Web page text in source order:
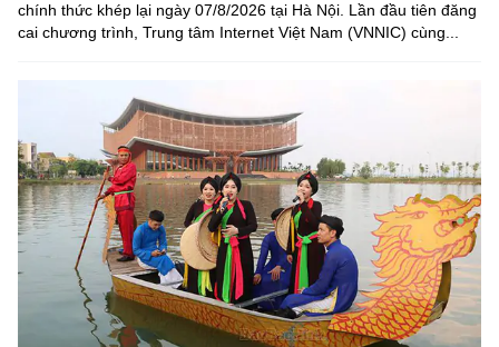
chính thức khép lại ngày 07/8/2026 tại Hà Nội. Lần đầu tiên đăng
cai chương trình, Trung tâm Internet Việt Nam (VNNIC) cùng...